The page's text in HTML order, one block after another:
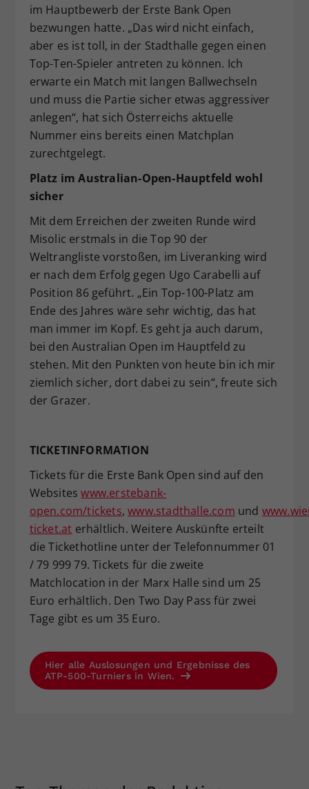
im Hauptbewerb der Erste Bank Open
bezwungen hatte. „Das wird nicht einfach,
aber es ist toll, in der Stadthalle gegen einen
Top-Ten-Spieler antreten zu können. Ich
erwarte ein Match mit langen Ballwechseln
und muss die Partie sicher etwas aggressiver
anlegen“, hat sich Österreichs aktuelle
Nummer eins bereits einen Matchplan
zurechtgelegt.
Platz im Australian-Open-Hauptfeld wohl
sicher
Mit dem Erreichen der zweiten Runde wird
Misolic erstmals in die Top 90 der
Weltrangliste vorstoßen, im Liveranking wird
er nach dem Erfolg gegen Ugo Carabelli auf
Position 86 geführt. „Ein Top-100-Platz am
Ende des Jahres wäre sehr wichtig, das hat
man immer im Kopf. Es geht ja auch darum,
bei den Australian Open im Hauptfeld zu
stehen. Mit den Punkten von heute bin ich mir
ziemlich sicher, dort dabei zu sein“, freute sich
der Grazer.
TICKETINFORMATION
Tickets für die Erste Bank Open sind auf den
Websiteswww.erstebank-
open.com/tickets,www.stadthalle.com und
ticket.at erhältlich. Weitere Auskünfte erteilt
die Tickethotline unter der Telefonnummer 01
/ 79 999 79. Tickets für die zweite
Matchlocation in der Marx Halle sind um 25
Euro erhältlich. Den Two Day Pass für zwei
Tage gibt es um 35 Euro.
Hier alle Auslosungen und Ergebnisse des
ATP-500-Turniers in Wien.